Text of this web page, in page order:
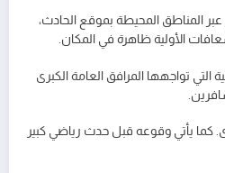
المناطق المحيطة بموقع الحادث،
الأولية ظاهرة في المكان.
التي تواجهها المرافق العامة الكبرى
كما يأتي وقوعه قبل حدث رياضي كبير